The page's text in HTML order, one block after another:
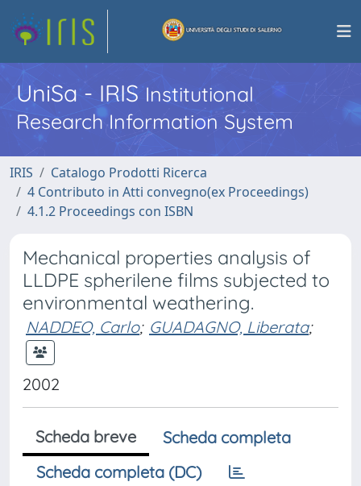
UniSa - IRISInstitutional
Research Information System
IRIS
Catalogo Prodotti Ricerca
4 Contributo in Atti convegno(ex Proceedings)
4.1.2 Proceedings con ISBN
Mechanical properties analysis of
LLDPE spherilene films subjected to
environmental weathering.
NADDEO, Carlo; GUADAGNO, Liberata;
2002
Scheda breve
Scheda completa
Scheda completa (DC)